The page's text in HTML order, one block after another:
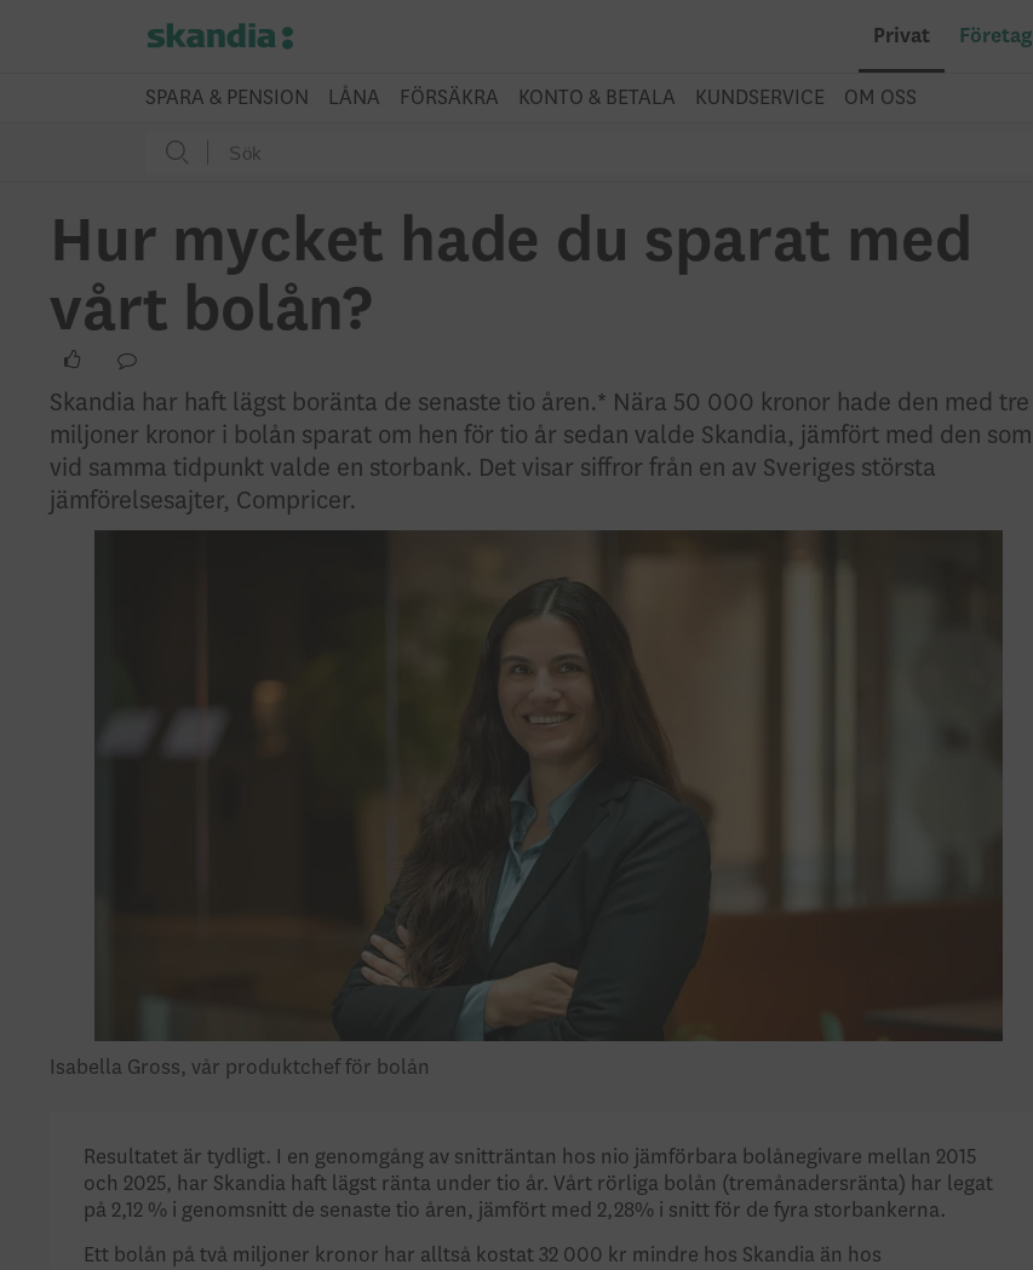
Privat Företag
SPARA & PENSION LÅNA FÖRSÄKRA KONTO & BETALA KUNDSERVICE OM OSS
Hur mycket hade du sparat med
vårt bolån?
Skandia har haft lägst boränta de senaste tio åren.* Nära 50 000 kronor hade den med tre
miljoner kronor i bolån sparat om hen för tio år sedan valde Skandia, jämfört med den som
vid samma tidpunkt valde en storbank. Det visar siffror från en av Sveriges största
jämförelsesajter, Compricer.
Isabella Gross, vår produktchef för bolån
Resultatet är tydligt. I en genomgång av snitträntan hos nio jämförbara bolånegivare mellan 2015
och 2025, har Skandia haft lägst ränta under tio år. Vårt rörliga bolån (tremånadersränta) har legat
på 2,12 % i genomsnitt de senaste tio åren, jämfört med 2,28% i snitt för de fyra storbankerna.
Ett bolån på två miljoner kronor har alltså kostat 32 000 kr mindre hos Skandia än hos